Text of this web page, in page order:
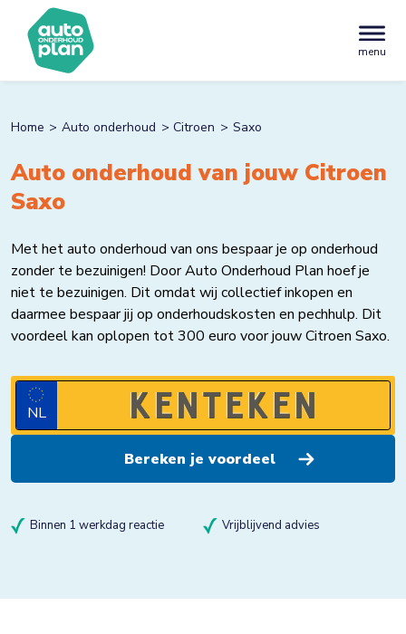
menu
Home Auto onderhoud Citroen Saxo
Auto onderhoud van jouw Citroen
Saxo
Met het auto onderhoud van ons bespaar je op onderhoud
zonder te bezuinigen! Door Auto Onderhoud Plan hoef je
niet te bezuinigen. Dit omdat wij collectief inkopen en
daarmee bespaar jij op onderhoudskosten en pechhulp. Dit
voordeel kan oplopen tot 300 euro voor jouw Citroen Saxo.
NL
Binnen 1 werkdag reactie Vrijblijvend advies